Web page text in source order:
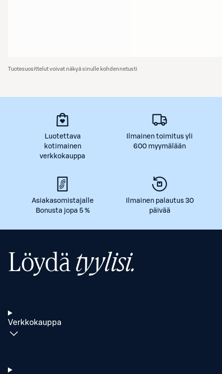
Tuotesuosittelut voivat näkyä sinulle kohdennetusti
Luotettava
kotimainen
verkkokauppa
Ilmainen toimitus yli
600 myymälään
Asiakasomistajalle
Bonusta jopa 5 %
Ilmainen palautus 30
päivää
Löydätyylisi.
Verkkokauppa